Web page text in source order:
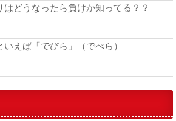
はどうなったら負けか知ってる？？
いえば「でびら」（でべら）